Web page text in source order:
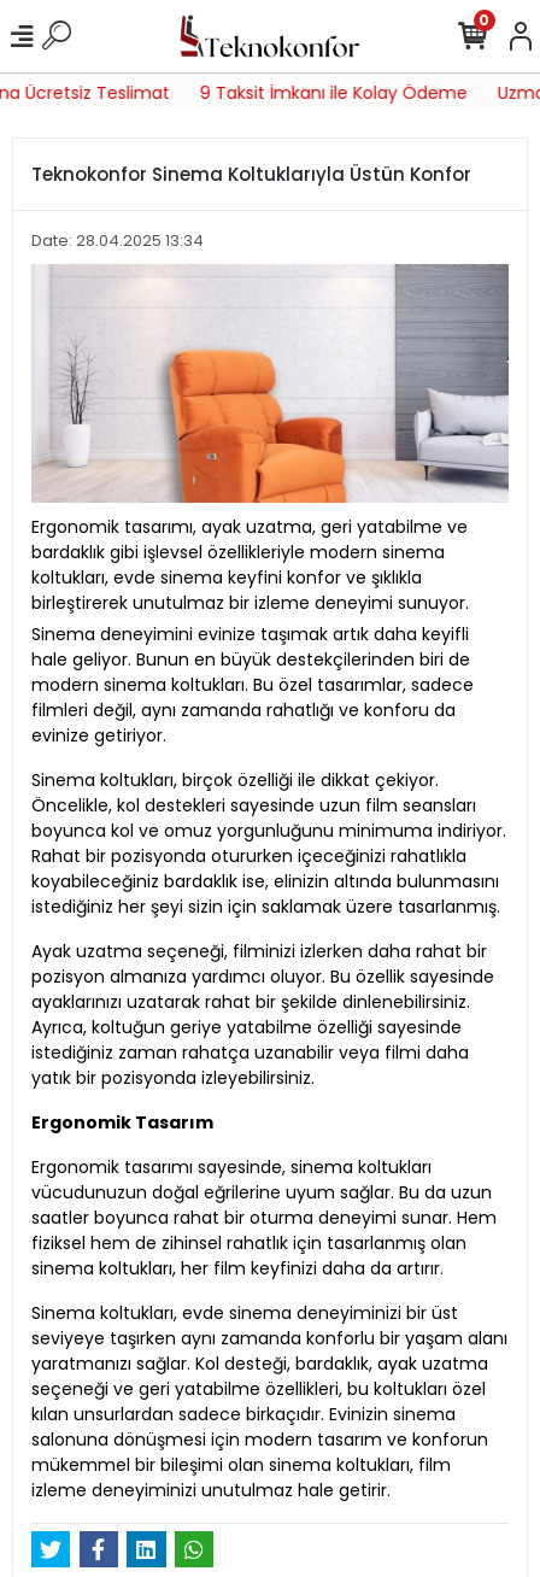
Ücretsiz Teslimat 9 Taksit İmkanı ile Kolay Ödeme
0
Teknokonfor Sinema Koltuklarıyla Üstün Konfor
Date: 28.04.2025 13:34
Ergonomik tasarımı, ayak uzatma, geri yatabilme ve
bardaklık gibi işlevsel özellikleriyle modern sinema
koltukları, evde sinema keyfini konfor ve şıklıkla
birleştirerek unutulmaz bir izleme deneyimi sunuyor.
Sinema deneyimini evinize taşımak artık daha keyifli
hale geliyor. Bunun en büyük destekçilerinden biri de
modern sinema koltukları. Bu özel tasarımlar, sadece
filmleri değil, aynı zamanda rahatlığı ve konforu da
evinize getiriyor.
Sinema koltukları, birçok özelliği ile dikkat çekiyor.
Öncelikle, kol destekleri sayesinde uzun film seansları
boyunca kol ve omuz yorgunluğunu minimuma indiriyor.
Rahat bir pozisyonda otururken içeceğinizi rahatlıkla
koyabileceğiniz bardaklık ise, elinizin altında bulunmasını
istediğiniz her şeyi sizin için saklamak üzere tasarlanmış.
Ayak uzatma seçeneği, filminizi izlerken daha rahat bir
pozisyon almanıza yardımcı oluyor. Bu özellik sayesinde
ayaklarınızı uzatarak rahat bir şekilde dinlenebilirsiniz.
Ayrıca, koltuğun geriye yatabilme özelliği sayesinde
istediğiniz zaman rahatça uzanabilir veya filmi daha
yatık bir pozisyonda izleyebilirsiniz.
Ergonomik Tasarım
Ergonomik tasarımı sayesinde, sinema koltukları
vücudunuzun doğal eğrilerine uyum sağlar. Bu da uzun
saatler boyunca rahat bir oturma deneyimi sunar. Hem
fiziksel hem de zihinsel rahatlık için tasarlanmış olan
sinema koltukları, her film keyfinizi daha da artırır.
Sinema koltukları, evde sinema deneyiminizi bir üst
seviyeye taşırken aynı zamanda konforlu bir yaşam alanı
yaratmanızı sağlar. Kol desteği, bardaklık, ayak uzatma
seçeneği ve geri yatabilme özellikleri, bu koltukları özel
kılan unsurlardan sadece birkaçıdır. Evinizin sinema
salonuna dönüşmesi için modern tasarım ve konforun
mükemmel bir bileşimi olan sinema koltukları, film
izleme deneyiminizi unutulmaz hale getirir.